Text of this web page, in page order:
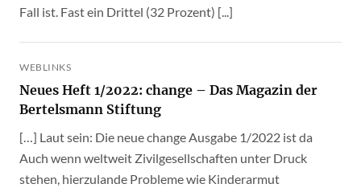
Fall ist. Fast ein Drittel (32 Prozent) [...]
WEBLINKS
Neues Heft 1/2022: change – Das Magazin der
Bertelsmann Stiftung
[…] Laut sein: Die neue change Ausgabe 1/2022 ist da
Auch wenn weltweit Zivilgesellschaften unter Druck
stehen, hierzulande Probleme wie Kinderarmut